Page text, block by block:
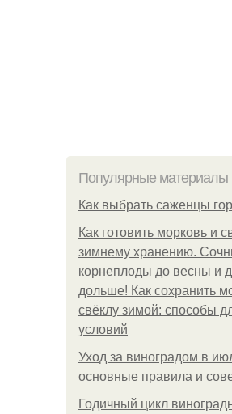
Популярные материалы
Как выбрать саженцы
Как готовить морковь и
зимнему хранению.
корнеплоды до весны и
дольше! Как сохранить
свёклу зимой: способы
условий
Уход за виноградом в
основные правила и
Годичный цикл